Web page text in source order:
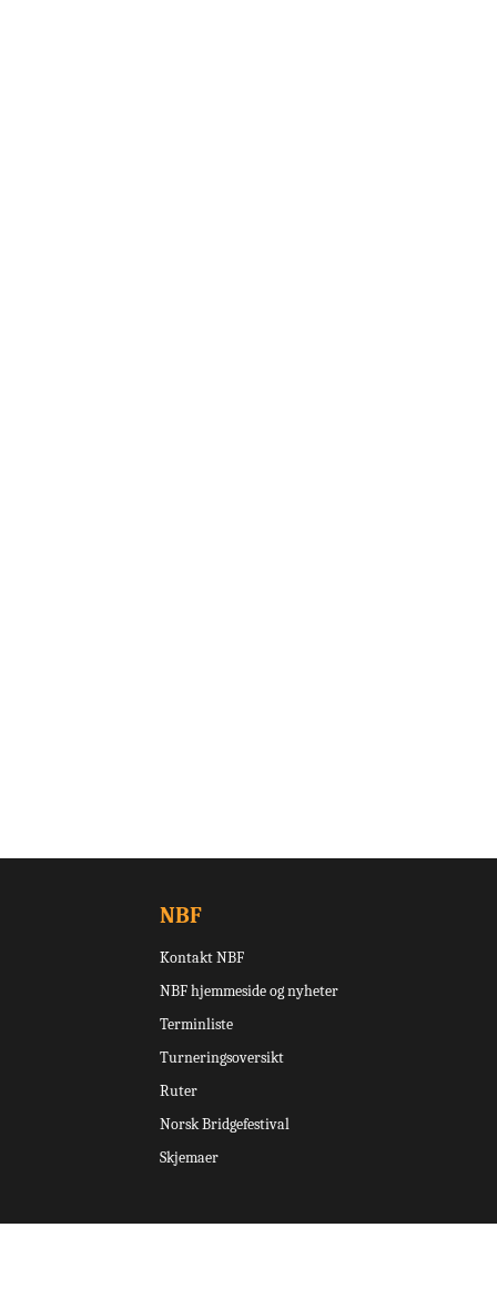
NBF
Kontakt NBF
NBF hjemmeside og nyheter
Terminliste
Turneringsoversikt
Ruter
Norsk Bridgefestival
Skjemaer